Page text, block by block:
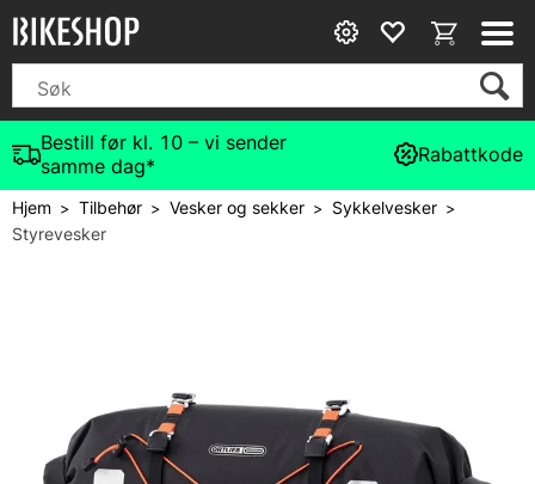
Bestill før kl. 10 – vi sender
samme dag*
Rabattkode
Hjem>Tilbehør>Vesker og sekker> Sykkelvesker>
Styrevesker